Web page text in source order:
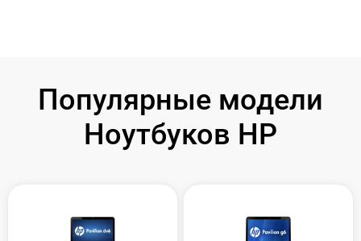
Популярные модели
Ноутбуков HP